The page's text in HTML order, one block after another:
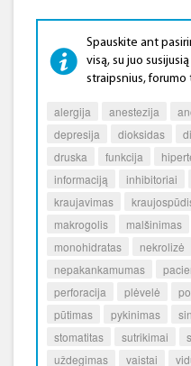
Spauskite ant
visą, su juo
straipsnius,
alergija anestezija
depresija
dioksidas
druska
funkcija
informaciją
inhibitoriai
kraujavimas
makrogolis
malšinimas
monohidratas
nekrolizė
nepakankamumas
perforacija
plėvelė
pūtimas
pykinimas
stomatitas
sutrikimai
uždegimas
vaistai